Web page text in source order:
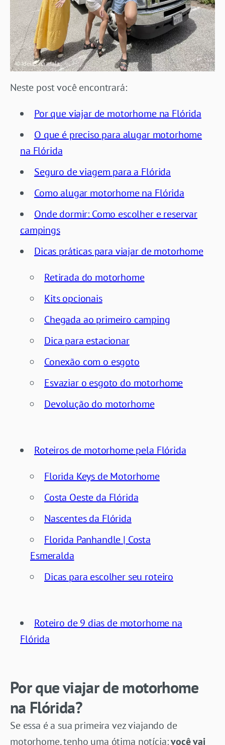
Neste post você encontrará:
Por que viajar de motorhome na Flórida
O que é preciso para alugar motorhome
na Flórida
Seguro de viagem para a Flórida
Como alugar motorhome na Flórida
Onde dormir: Como escolher e reservar
campings
Dicas práticas para viajar de motorhome
Retirada do motorhome
Kits opcionais
Chegada ao primeiro camping
Dica para estacionar
Conexão com o esgoto
Esvaziar o esgoto do motorhome
Devolução do motorhome
Roteiros de motorhome pela Flórida
Florida Keys de Motorhome
Costa Oeste da Flórida
Nascentes da Flórida
Florida Panhandle | Costa
Esmeralda
Dicas para escolher seu roteiro
Roteiro de 9 dias de motorhome na
Flórida
Por que viajar de motorhome
na Flórida?
Se essa é a sua primeira vez viajando de
motorhome, tenho uma ótima notícia:você vai